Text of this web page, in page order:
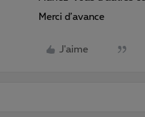
Merci d’avance
J'aime